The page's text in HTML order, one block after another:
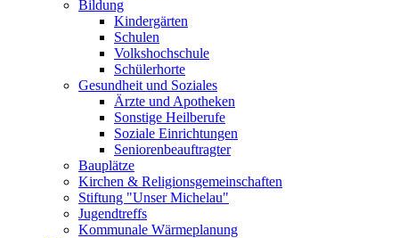
Bildung
Kindergärten
Schulen
Volkshochschule
Schülerhorte
Gesundheit und Soziales
Ärzte und Apotheken
Sonstige Heilberufe
Soziale Einrichtungen
Seniorenbeauftragter
Bauplätze
Kirchen & Religionsgemeinschaften
Stiftung "Unser Michelau"
Jugendtreffs
Kommunale Wärmeplanung